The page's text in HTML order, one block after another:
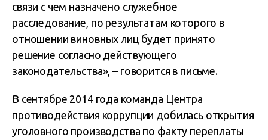
связи с чем назначено служебное
расследование, по результатам которого в
отношении виновных лиц будет принято
решение согласно действующего
законодательства», – говорится в письме.
В сентябре 2014 года команда Центра
противодействия коррупции добилась открытия
уголовного производства по факту переплаты